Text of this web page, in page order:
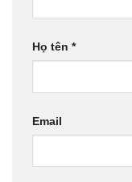
Họ tên *
Email